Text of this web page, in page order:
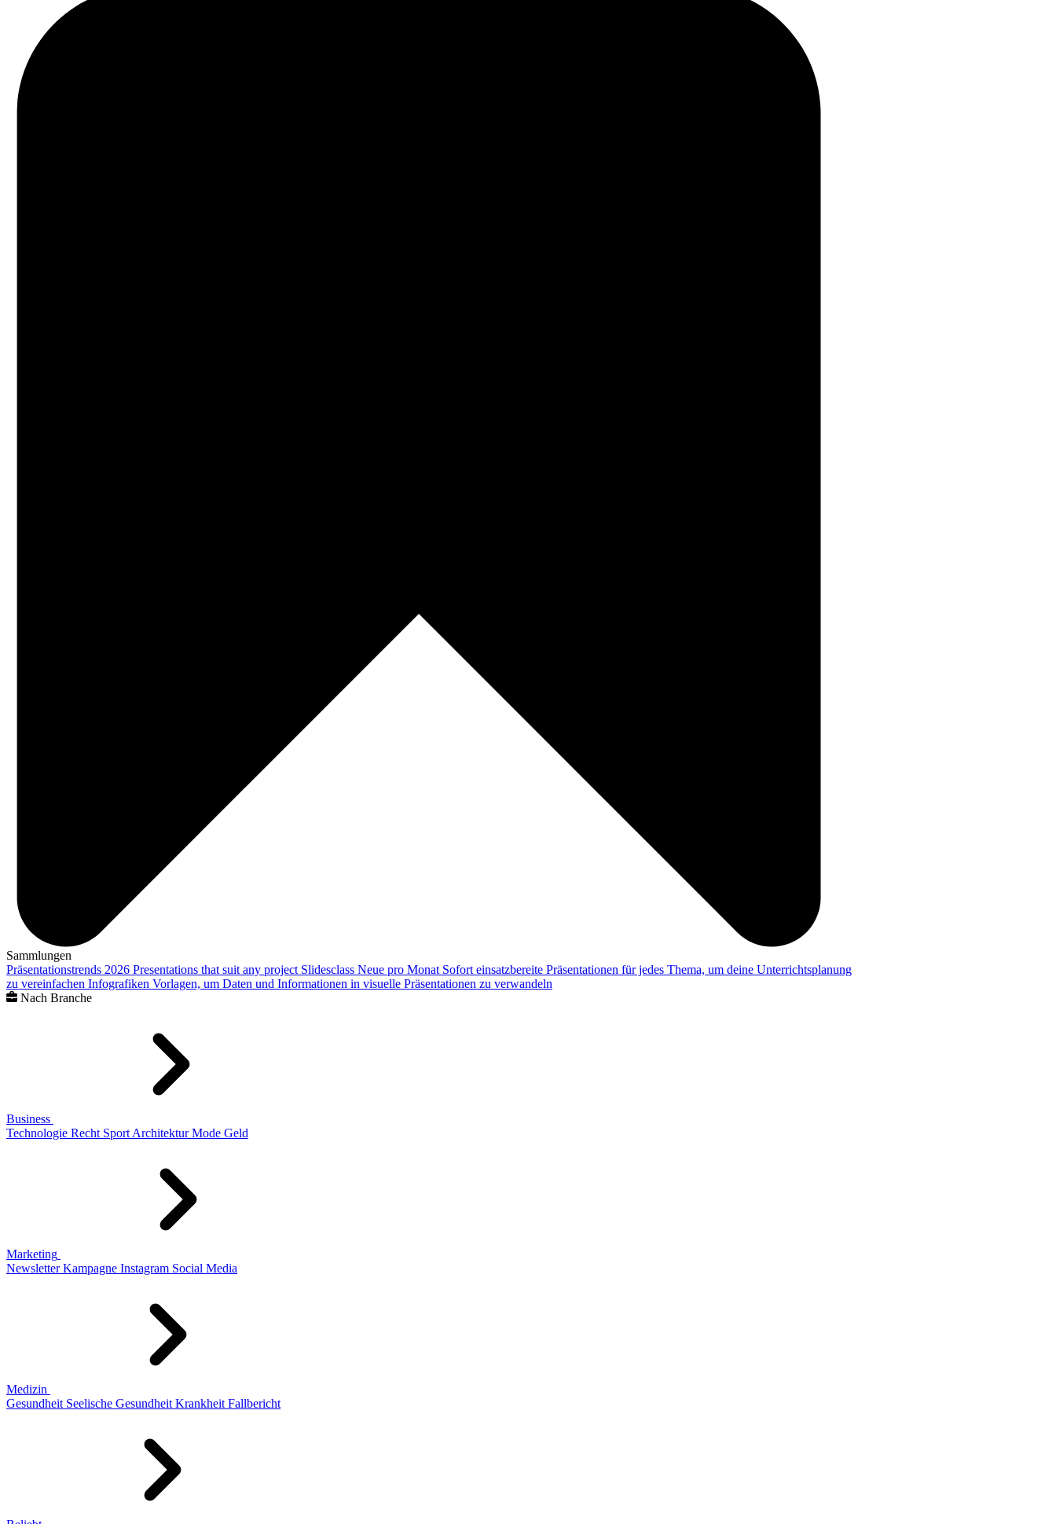
Sammlungen
Präsentationstrends 2026 Presentations that suit any project Slidesclass Neue pro Monat Sofort einsatzbereite Präsentationen für jedes Thema, um deine Unterrichtsplanung
zu vereinfachen Infografiken Vorlagen, um Daten und Informationen in visuelle Präsentationen zu verwandeln
Nach Branche
Business
Technologie Recht Sport Architektur Mode Geld
Marketing
Newsletter Kampagne Instagram Social Media
Medizin
Gesundheit Seelische Gesundheit Krankheit Fallbericht